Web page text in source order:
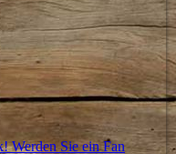
Werden Sie ein Fan